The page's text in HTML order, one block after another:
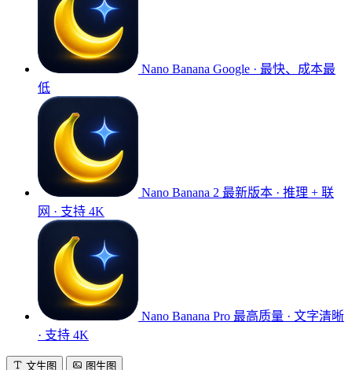
Nano Banana Google · 最快、成本最
低
Nano Banana 2 最新版本 · 推理 + 联
网 · 支持 4K
Nano Banana Pro 最高质量 · 文字清晰
· 支持 4K
文生图 图生图